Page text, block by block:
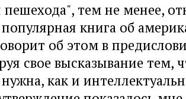
пешехода", тем не менее,
книга об
об этом в
свое высказывание тем,
как и